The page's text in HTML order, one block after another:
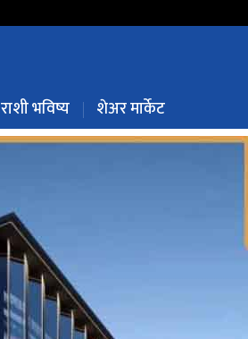
राशी भविष्य शेअर मार्केट